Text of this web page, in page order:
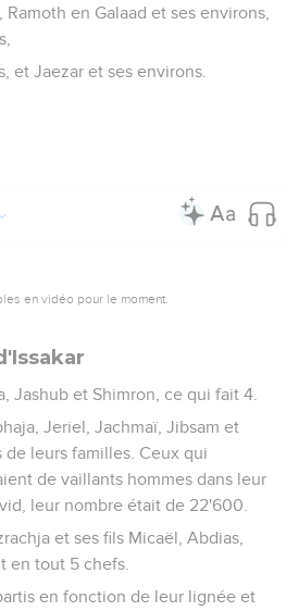
en Galaad et ses environs,
et Jaezar et ses environs.
en vidéo pour le moment.
Jashub et Shimron, ce qui fait 4.
Jeriel, Jachmaï, Jibsam et
leurs familles. Ceux qui
de vaillants hommes dans leur
leur nombre était de 22'600.
et ses fils Micaël, Abdias,
en tout 5 chefs.
en fonction de leur lignée et